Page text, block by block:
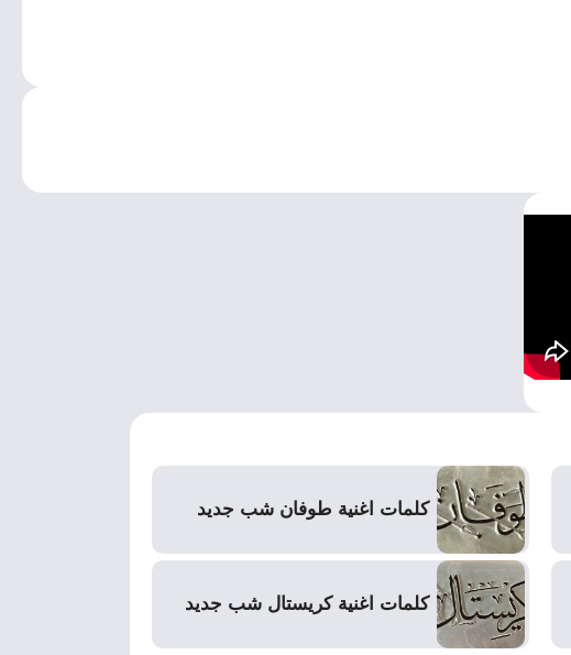
كلمات اغنية طوفان شب جديد
كلمات اغنية كريستال شب جديد